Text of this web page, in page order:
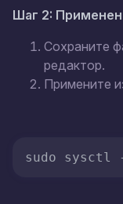
Шаг 2:
Сохраните
редактор.
Примените
sudo sysctl